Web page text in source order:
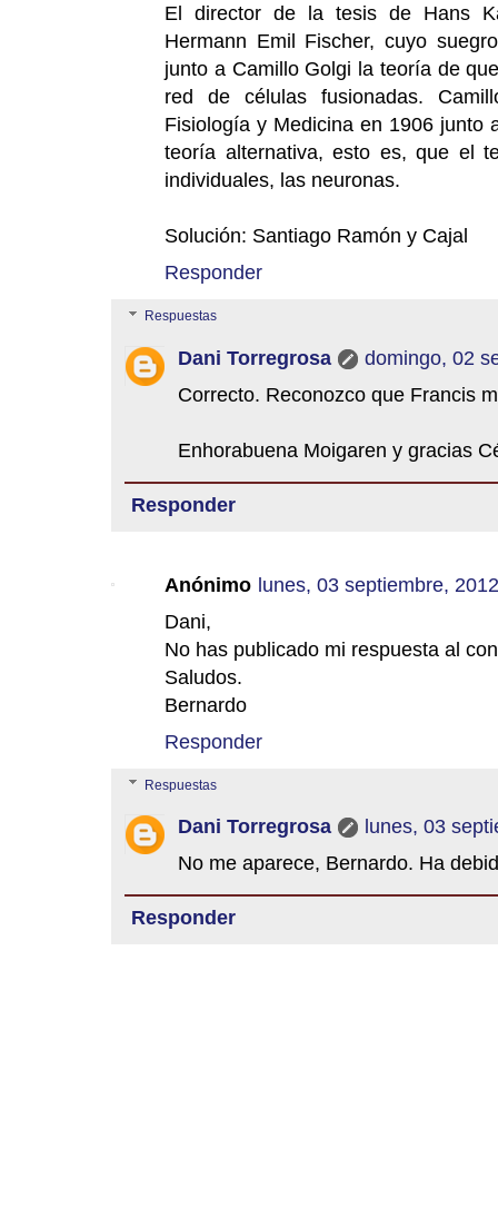
El director de la tesis de Hans
Hermann Emil Fischer, cuyo
junto a Camillo Golgi la teoría de
red de células fusionadas.
Fisiología y Medicina en 1906 junto
teoría alternativa, esto es, que el
individuales, las neuronas.
Solución: Santiago Ramón y Cajal
Responder
Respuestas
Dani Torregrosa
domingo, 02
Correcto. Reconozco que Francis
Enhorabuena Moigaren y gracias
Responder
Anónimo lunes, 03 septiembre, 2012
Dani,
No has publicado mi respuesta al
Saludos.
Bernardo
Responder
Respuestas
Dani Torregrosa
lunes, 03
No me aparece, Bernardo. Ha
Responder